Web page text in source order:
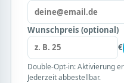
Wunschpreis (optional)
€
Double-Opt-in: Aktivierung
Jederzeit abbestellbar.